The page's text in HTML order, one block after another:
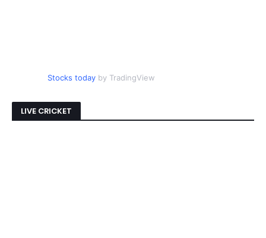
Stocks todayby TradingView
LIVE CRICKET